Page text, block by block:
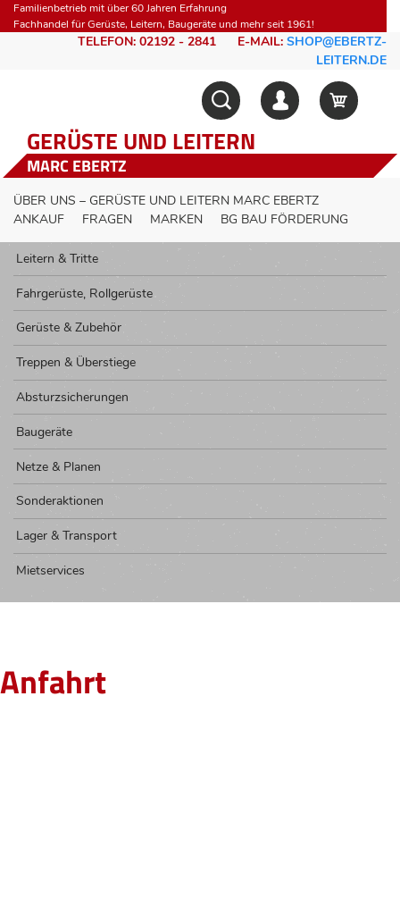
Familienbetrieb mit über 60 Jahren Erfahrung
Fachhandel für Gerüste, Leitern, Baugeräte und mehr seit 1961!
TELEFON: 02192 - 2841 E-MAIL: SHOP@EBERTZ-
LEITERN.DE
GERÜSTE UND LEITERN
MARC EBERTZ
ÜBER UNS – GERÜSTE UND LEITERN MARC EBERTZ
ANKAUF
FRAGEN MARKEN BG BAU FÖRDERUNG
Leitern & Tritte
Fahrgerüste, Rollgerüste
Gerüste & Zubehör
Treppen & Überstiege
Absturzsicherungen
Baugeräte
Netze & Planen
Sonderaktionen
Lager & Transport
Mietservices
Anfahrt